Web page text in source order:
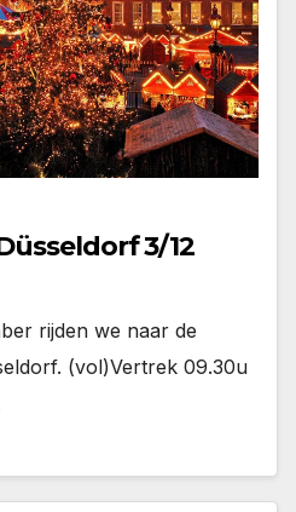
3/12
rijden we naar de
(vol)Vertrek 09.30u